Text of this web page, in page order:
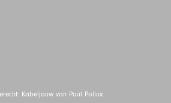
Kabeljauw van Paul Pollux